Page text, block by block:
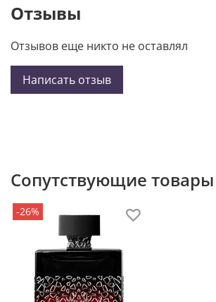
Отзывы
Отзывов еще никто не оставлял
Написать отзыв
Сопутствующие товары
-26%